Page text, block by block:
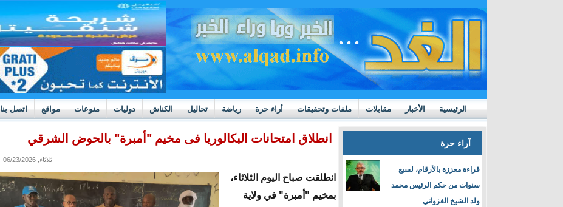
الرئيسية الأخبار مقابلات ملفات وتحقيقات أراء حرة رياضة تحاليل الكناش دوليات منوعات مواقع اتصل بنا
https://m.youtube.com/watch?v=GN10qW4W4hQ بوادر ثورة داخل قطاع العدالة في موريتانيا
آراء حرة
قراءة معززة بالأرقام، لسبع
سنوات من حكم الرئيس محمد
ولد الشيخ الغزواني
انطلاق امتحانات البكالوريا فى مخيم "أمبرة" بالحوض الشرقي
ثلاثاء, 06/23/2026 - 22:08
انطلقت صباح اليوم الثلاثاء،
بمخيم "أمبرة" في ولاية